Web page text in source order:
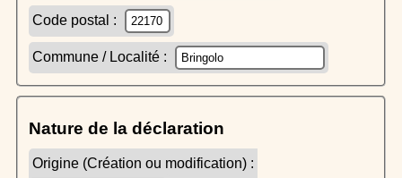
Code postal :
Commune / Localité :
Nature de la déclaration
Origine (Création ou modification) :